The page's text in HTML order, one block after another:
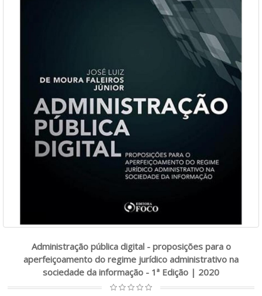
Administração pública digital - proposições para o
aperfeiçoamento do regime jurídico administrativo na
sociedade da informação - 1ª Edição | 2020